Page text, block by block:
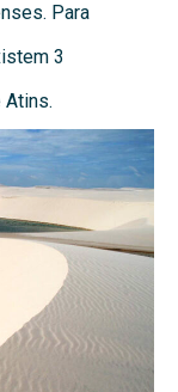
Para
3
Atins.